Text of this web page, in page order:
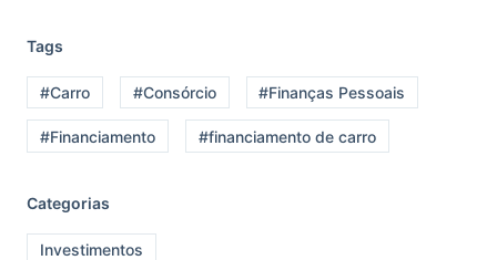
Tags
#Carro #Consórcio #Finanças Pessoais
#Financiamento #financiamento de carro
Categorias
Investimentos